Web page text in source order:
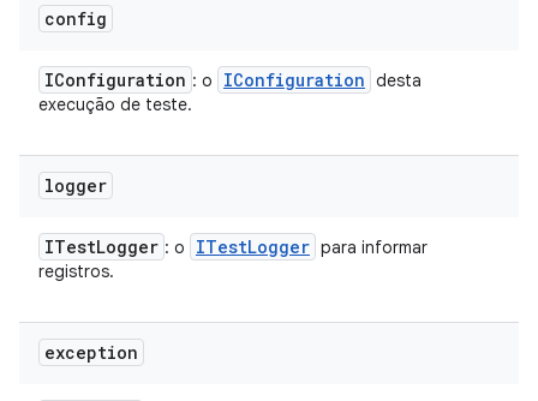
config
IConfiguration : o IConfiguration desta
execução de teste.
logger
ITestLogger : o ITestLogger para informar
registros.
exception